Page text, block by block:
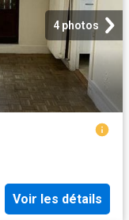
4 photos
Voir les détails